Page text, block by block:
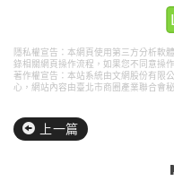
隱私權宣告：本網頁使用第三方分析
錄相關網頁操作流程，如果您不同意操
著作權宣告：本站系統由文網股份有限
心，網站內容由臺北市商圈產業聯合會
上一篇